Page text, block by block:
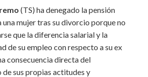
(TS) ha denegado la pensión
mujer tras su divorcio porque no
que la diferencia salarial y la
de su empleo con respecto a su ex
consecuencia directa del
sus propias actitudes y